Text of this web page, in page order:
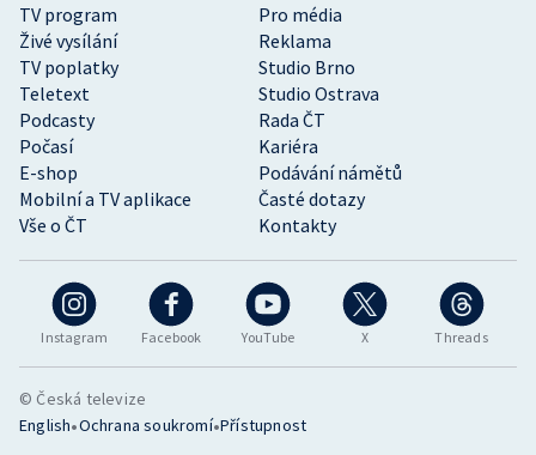
Instagram Facebook YouTube X Threads
TV program
Pro média
Živé vysílání
Reklama
TV poplatky
Studio Brno
Teletext
Studio Ostrava
Podcasty
Rada ČT
Počasí
Kariéra
E-shop
Podávání námětů
Mobilní a TV aplikace
Časté dotazy
Vše o ČT
Kontakty
© Česká televize
English•Ochrana soukromí•Přístupnost